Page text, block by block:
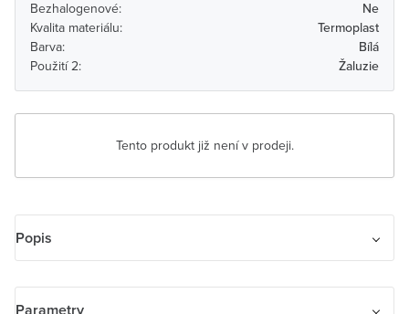
Bezhalogenové:
Ne
Kvalita materiálu:
Termoplast
Barva:
Bílá
Použití 2:
Žaluzie
Tento produkt již není v prodeji.
Popis
potiskem